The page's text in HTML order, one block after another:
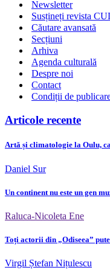
Newsletter
Susțineți revista
Căutare avansată
Secțiuni
Arhiva
Agenda culturală
Despre noi
Contact
Condiții de
Articole recente
Artă și climatologie la Oulu,
Daniel Sur
Un continent nu este un gen
Raluca-Nicoleta Ene
Toți actorii din „Odiseea”
Virgil Ștefan Nițulescu